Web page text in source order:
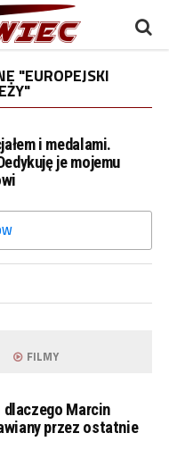
"EUROPEJSKI
i medalami.
je mojemu
FILMY
dlaczego Marcin
przez ostatnie